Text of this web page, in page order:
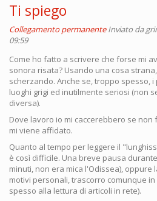
Ti spiego
Collegamento permanente Inviato da
09:59
Come ho fatto a scrivere che forse mi
sonora risata? Usando una cosa
scherzando. Anche se, troppo spesso,
luoghi grigi ed inutilmente seriosi (non
diversa).
Dove lavoro io mi caccerebbero se non
mi viene affidato.
Quanto al tempo per leggere il
è così difficile. Una breve pausa
minuti, non era mica l'Odissea), oppure
motivi personali, trascorro comunque
spesso alla lettura di articoli in rete).